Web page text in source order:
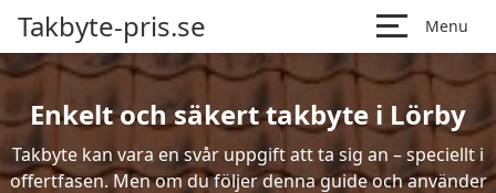
Takbyte-pris.se Menu
Enkelt och säkert takbyte i Lörby
Takbyte kan vara en svår uppgift att ta sig an – speciellt i
offertfasen. Men om du följer denna guide och använder